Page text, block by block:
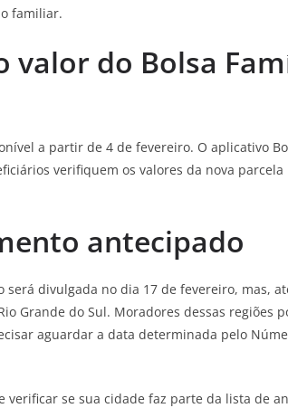
familiar.
valor do Bolsa
a partir de 4 de fevereiro. O aplicativo
verifiquem os valores da nova
antecipado
divulgada no dia 17 de fevereiro, mas,
Grande do Sul. Moradores dessas regiões
aguardar a data determinada pelo
verificar se sua cidade faz parte da lista de